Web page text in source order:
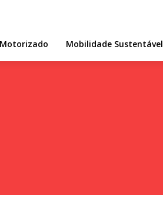
Mobilidade Sustentável